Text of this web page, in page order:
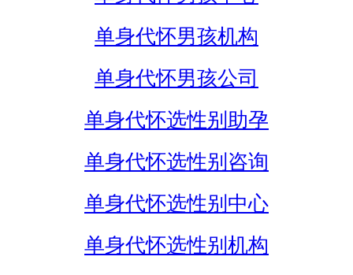
单身代怀男孩机构
单身代怀男孩公司
单身代怀选性别助孕
单身代怀选性别咨询
单身代怀选性别中心
单身代怀选性别机构